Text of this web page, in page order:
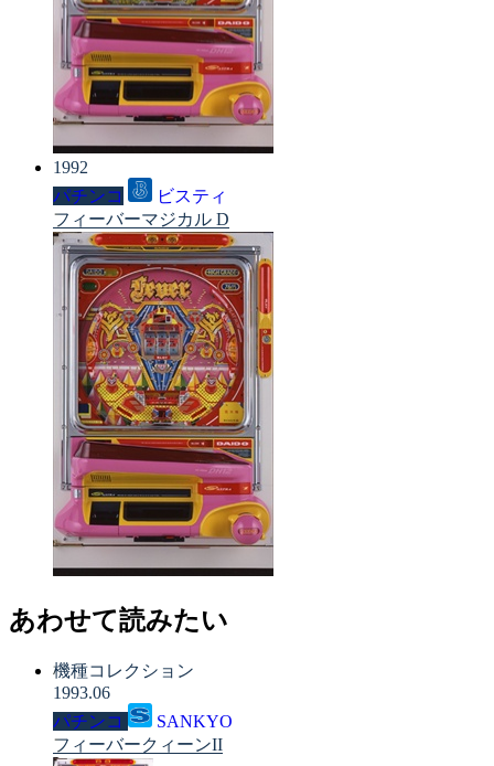
1992
パチンコ
ビスティ
フィーバーマジカル D
あわせて読みたい
機種コレクション
1993.06
パチンコ
SANKYO
フィーバークィーンII